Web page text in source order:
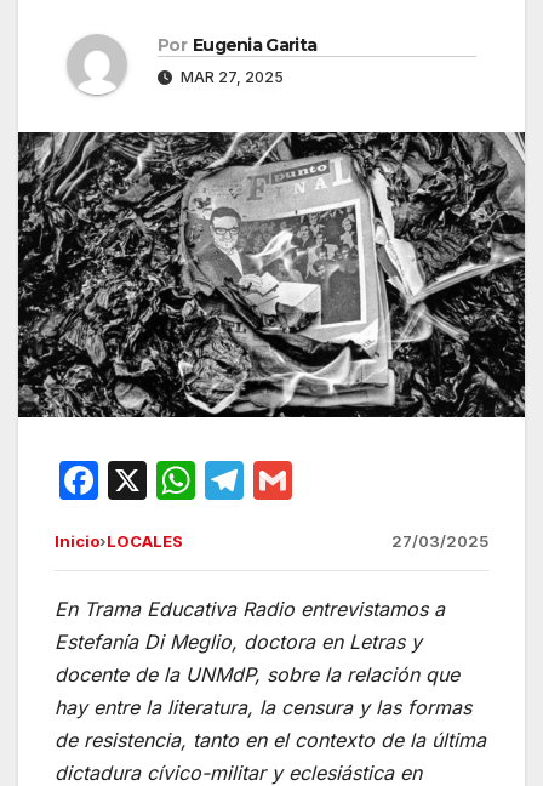
Por Eugenia Garita
MAR 27, 2025
F
c
e
b
o
o
k
X
W
at
s
A
p
p
T
e
gr
a
m
ail
Inicio›LOCALES 27/03/2025
En Trama Educativa Radio entrevistamos a
Estefanía Di Meglio, doctora en Letras y
docente de la UNMdP, sobre la relación que
hay entre la literatura, la censura y las formas
de resistencia, tanto en el contexto de la última
dictadura cívico-militar y eclesiástica en